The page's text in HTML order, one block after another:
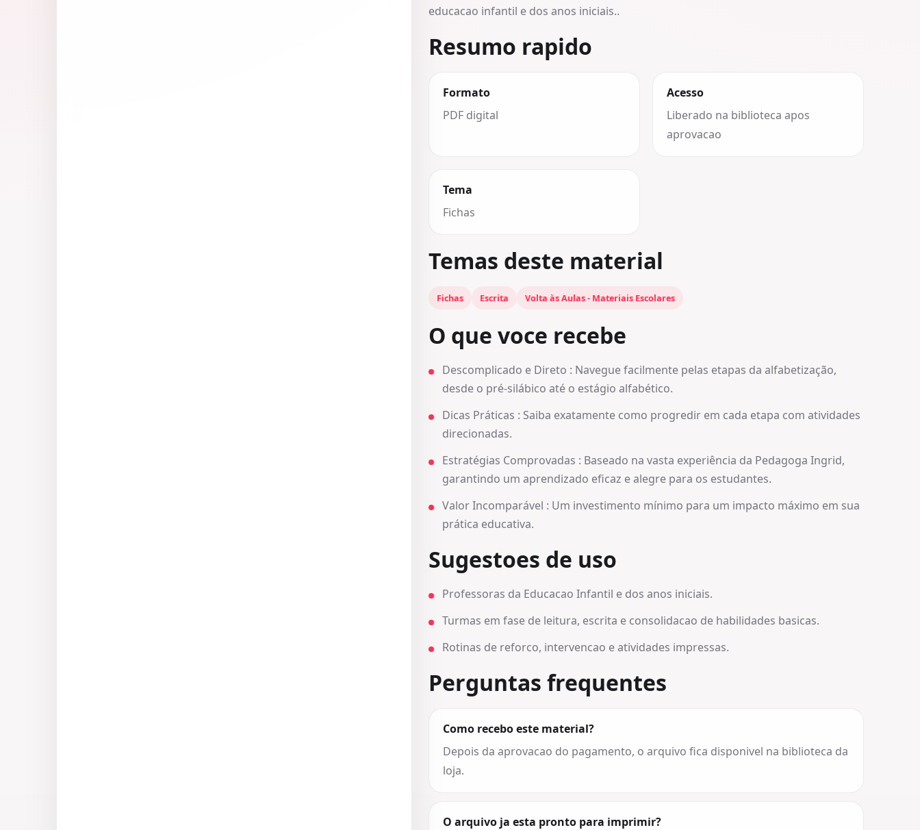
educacao infantil e dos anos iniciais..
Resumo rapido
Formato
PDF digital
Acesso
Liberado na biblioteca apos
aprovacao
Tema
Fichas
Temas deste material
Fichas Escrita Volta às Aulas - Materiais Escolares
O que voce recebe
Descomplicado e Direto : Navegue facilmente pelas etapas da alfabetização,
desde o pré-silábico até o estágio alfabético.
Dicas Práticas : Saiba exatamente como progredir em cada etapa com atividades
direcionadas.
Estratégias Comprovadas : Baseado na vasta experiência da Pedagoga Ingrid,
garantindo um aprendizado eficaz e alegre para os estudantes.
Valor Incomparável : Um investimento mínimo para um impacto máximo em sua
prática educativa.
Sugestoes de uso
Professoras da Educacao Infantil e dos anos iniciais.
Turmas em fase de leitura, escrita e consolidacao de habilidades basicas.
Rotinas de reforco, intervencao e atividades impressas.
Perguntas frequentes
Como recebo este material?
Depois da aprovacao do pagamento, o arquivo fica disponivel na biblioteca da
loja.
O arquivo ja esta pronto para imprimir?